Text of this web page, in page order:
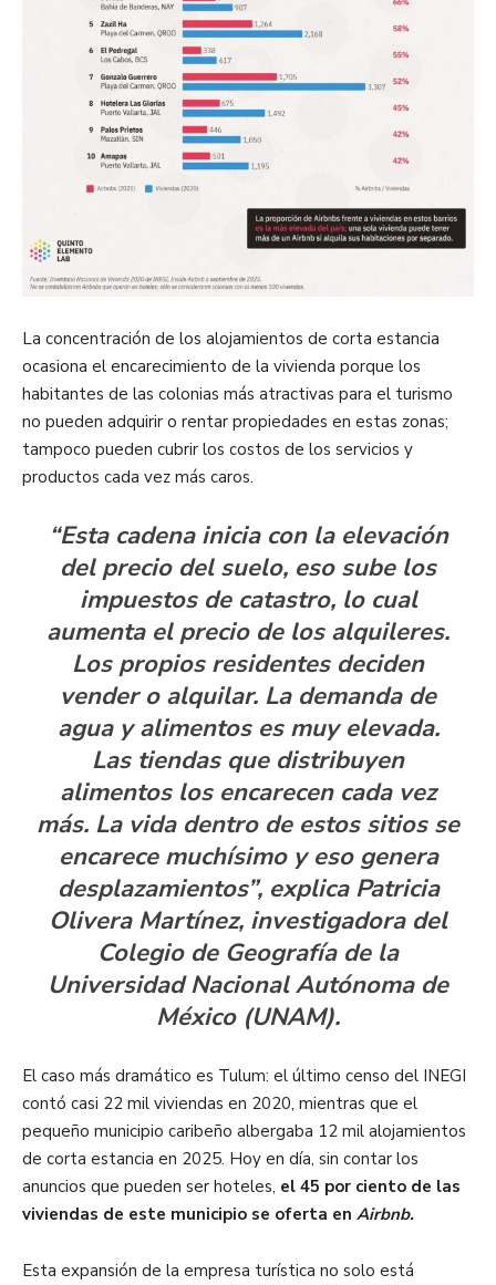
La concentración de los alojamientos de corta estancia
ocasiona el encarecimiento de la vivienda porque los
habitantes de las colonias más atractivas para el turismo
no pueden adquirir o rentar propiedades en estas zonas;
tampoco pueden cubrir los costos de los servicios y
productos cada vez más caros.
“Esta cadena inicia con la elevación
del precio del suelo, eso sube los
impuestos de catastro, lo cual
aumenta el precio de los alquileres.
Los propios residentes deciden
vender o alquilar. La demanda de
agua y alimentos es muy elevada.
Las tiendas que distribuyen
alimentos los encarecen cada vez
más. La vida dentro de estos sitios se
encarece muchísimo y eso genera
desplazamientos”, explica Patricia
Olivera Martínez, investigadora del
Colegio de Geografía de la
Universidad Nacional Autónoma de
México (UNAM).
El caso más dramático es Tulum: el último censo del INEGI
contó casi 22 mil viviendas en 2020, mientras que el
pequeño municipio caribeño albergaba 12 mil alojamientos
de corta estancia en 2025. Hoy en día, sin contar los
anuncios que pueden ser hoteles, el 45 por ciento de las
viviendas de este municipio se oferta en Airbnb.
Esta expansión de la empresa turística no solo está